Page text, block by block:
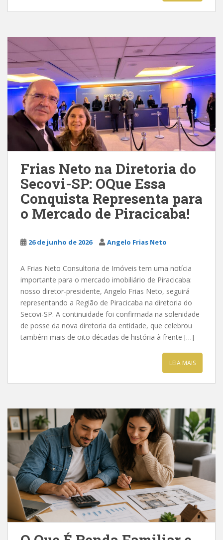
Frias Neto na Diretoria do
Secovi-SP: OQue Essa
Conquista Representa para
o Mercado de Piracicaba!
26 de junho de 2026 Angelo Frias Neto
A Frias Neto Consultoria de Imóveis tem uma notícia
importante para o mercado imobiliário de Piracicaba:
nosso diretor-presidente, Angelo Frias Neto, seguirá
representando a Região de Piracicaba na diretoria do
Secovi-SP. A continuidade foi confirmada na solenidade
de posse da nova diretoria da entidade, que celebrou
também mais de oito décadas de história à frente […]
LEIA MAIS